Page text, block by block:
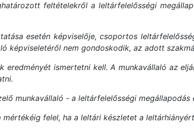
feltételekről a leltárfelelősségi
esetén képviselője, csoportos
képviseletéről nem gondoskodik, az adott
eredményét ismertetni kell. A munkavállaló az
munkavállaló - a leltárfelelősségi
felel, ha a leltári készletet a